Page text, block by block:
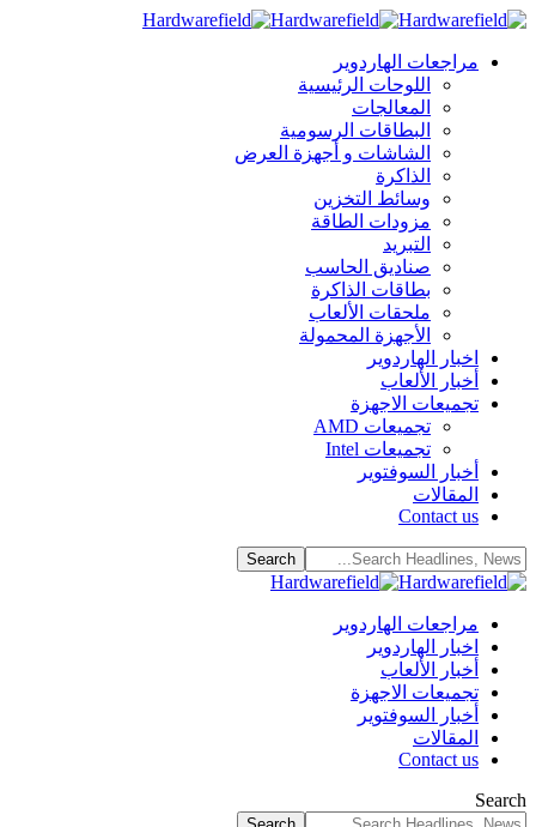
مراجعات الهاردوير
اللوحات الرئيسية
المعالجات
البطاقات الرسومية
الشاشات و أجهزة العرض
الذاكرة
وسائط التخزين
مزودات الطاقة
التبريد
صناديق الحاسب
بطاقات الذاكرة
ملحقات الألعاب
الأجهزة المحمولة
اخبار الهاردوير
أخبار الألعاب
تجميعات الاجهزة
تجميعات AMD
تجميعات Intel
أخبار السوفتوير
المقالات
Contact us
مراجعات الهاردوير
اخبار الهاردوير
أخبار الألعاب
تجميعات الاجهزة
أخبار السوفتوير
المقالات
Contact us
Search